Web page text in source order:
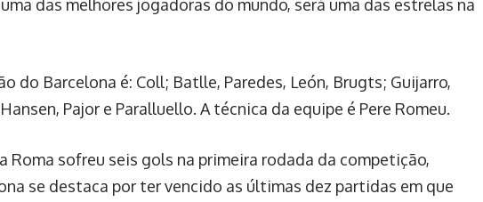
das melhores jogadoras do mundo, será uma das estrelas na
do Barcelona é: Coll; Batlle, Paredes, León, Brugts; Guijarro,
Pajor e Paralluello. A técnica da equipe é Pere Romeu.
Roma sofreu seis gols na primeira rodada da competição,
se destaca por ter vencido as últimas dez partidas em que